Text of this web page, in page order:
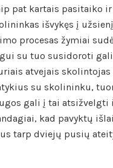
pat kartais pasitaiko
išvykęs į
procesas žymiai
su tuo susidoroti
atvejais skolintojas
su skolininku,
gali į tai atsižvelgti
kad pavyktų
tarp dviejų pusių